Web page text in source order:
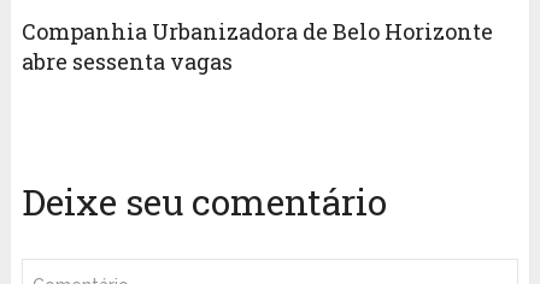
Companhia Urbanizadora de Belo Horizonte
abre sessenta vagas
Deixe seu comentário